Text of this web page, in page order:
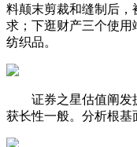
料颠末剪裁和缝制后
求；下逛财产三个使用
纺织品。
证券之星估值阐发
获长性一般。分析根基